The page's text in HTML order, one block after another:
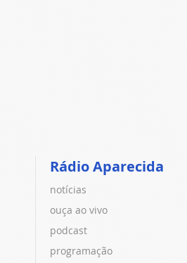
Rádio Aparecida
notícias
ouça ao vivo
podcast
programação